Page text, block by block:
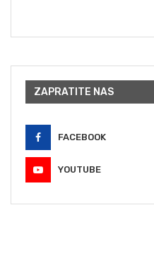
ZAPRATITE NAS
FACEBOOK
YOUTUBE